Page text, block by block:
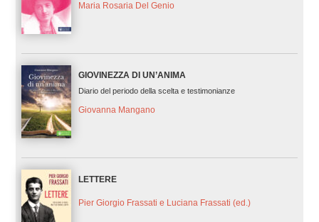
Maria Rosaria Del Genio
GIOVINEZZA DI UN’ANIMA
Diario del periodo della scelta e testimonianze
Giovanna Mangano
LETTERE
Pier Giorgio Frassati e Luciana Frassati (ed.)